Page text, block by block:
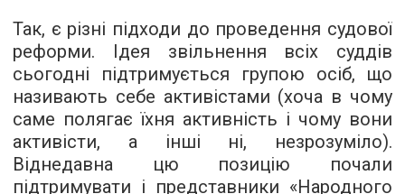
Так, є різні підходи до проведення судової
реформи. Ідея звільнення всіх суддів
сьогодні підтримується групою осіб, що
називають себе активістами (хоча в чому
саме полягає їхня активність і чому вони
активісти, а інші ні, незрозуміло).
Віднедавна цю позицію почали
підтримувати і представники «Народного